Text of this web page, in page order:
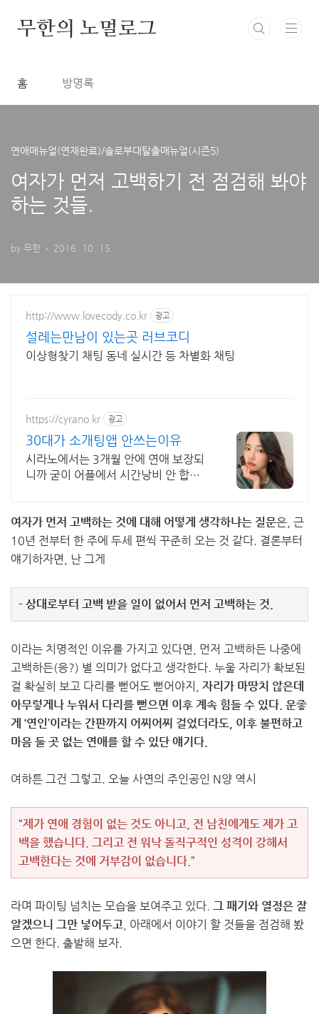
무한의 노멀로그
홈 방명록
연애매뉴얼(연재완료)/솔로부대탈출매뉴얼(시즌5)
여자가 먼저 고백하기 전 점검해 봐야
하는 것들.
by 무한 2016. 10. 15.
http://www.lovecody.co.kr 광고
설레는만남이 있는곳 러브코디
이상형찾기 채팅 동네 실시간 등 차별화 채팅
https://cyrano.kr 광고
30대가 소개팅앱 안쓰는이유
시라노에서는 3개월 안에 연애 보장되
니까 굳이 어플에서 시간낭비 안 합니
여자가 먼저 고백하는 것에 대해 어떻게 생각하냐는 질문은, 근
10년 전부터 한 주에 두세 편씩 꾸준히 오는 것 같다. 결론부터
얘기하자면, 난 그게
- 상대로부터 고백 받을 일이 없어서 먼저 고백하는 것.
이라는 치명적인 이유를 가지고 있다면, 먼저 고백하든 나중에
고백하든(응?) 별 의미가 없다고 생각한다. 누울 자리가 확보된
걸 확실히 보고 다리를 뻗어도 뻗어야지, 자리가 마땅치 않은데
아무렇게나 누워서 다리를 뻗으면 이후 계속 힘들 수 있다. 운좋
게 ‘연인’이라는 간판까지 어찌어찌 걸었더라도, 이후 불편하고
마음 둘 곳 없는 연애를 할 수 있단 얘기다.
여하튼 그건 그렇고. 오늘 사연의 주인공인 N양 역시
“제가 연애 경험이 없는 것도 아니고, 전 남친에게도 제가 고
백을 했습니다. 그리고 전 워낙 돌직구적인 성격이 강해서
고백한다는 것에 거부감이 없습니다.”
라며 파이팅 넘치는 모습을 보여주고 있다. 그 패기와 열정은 잘
알겠으니 그만 넣어두고 , 아래에서 이야기 할 것들을 점검해 봤
으면 한다. 출발해 보자.